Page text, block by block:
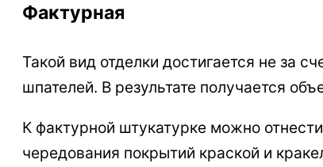
Фактурная
Такой вид отделки достигается не за
шпателей. В результате получается
К фактурной штукатурке можно
чередования покрытий краской и